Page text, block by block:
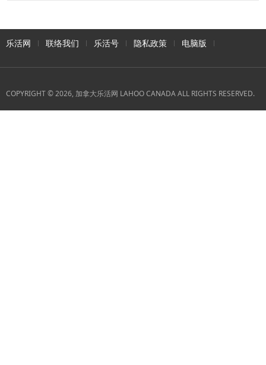
乐活网 联络我们 乐活号 隐私政策 电脑版
COPYRIGHT © 2026, 加拿大乐活网 LAHOO CANADA ALL RIGHTS RESERVED.